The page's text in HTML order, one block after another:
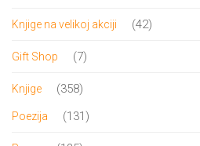
Knjige na velikoj akciji 4242
Gift Shop 77
Knjige 358358
proizvoda
Poezija 131131